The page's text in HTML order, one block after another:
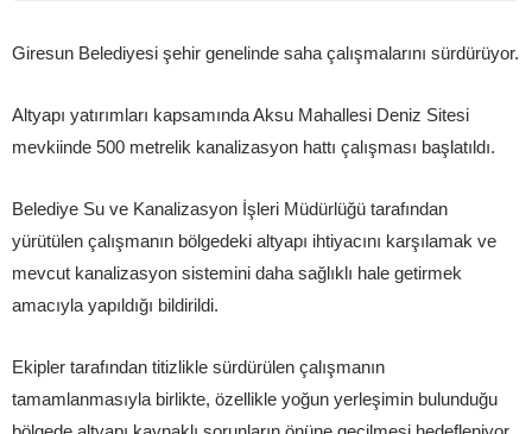
Giresun Belediyesi şehir genelinde saha çalışmalarını sürdürüyor.
Altyapı yatırımları kapsamında Aksu Mahallesi Deniz Sitesi
mevkiinde 500 metrelik kanalizasyon hattı çalışması başlatıldı.
Belediye Su ve Kanalizasyon İşleri Müdürlüğü tarafından
yürütülen çalışmanın bölgedeki altyapı ihtiyacını karşılamak ve
mevcut kanalizasyon sistemini daha sağlıklı hale getirmek
amacıyla yapıldığı bildirildi.
Ekipler tarafından titizlikle sürdürülen çalışmanın
tamamlanmasıyla birlikte, özellikle yoğun yerleşimin bulunduğu